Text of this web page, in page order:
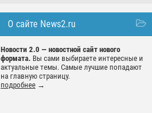
О сайте News2.ru
Новости 2.0 — новостной сайт нового
формата. Вы сами выбираете интересные и
актуальные темы. Самые лучшие попадают
на главную страницу.
подробнее →